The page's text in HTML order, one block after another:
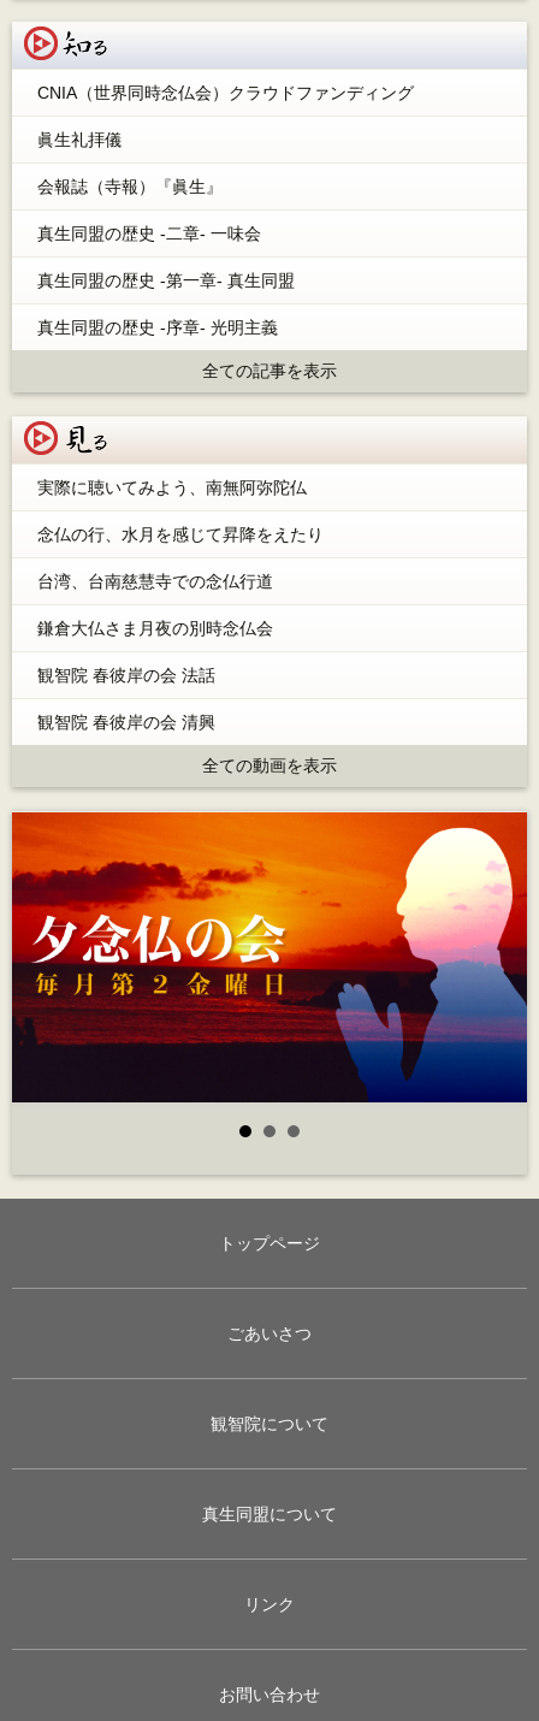
CNIA（世界同時念仏会）クラウドファンディング
眞生礼拝儀
会報誌（寺報）『眞生』
真生同盟の歴史 -二章- 一味会
真生同盟の歴史 -第一章- 真生同盟
真生同盟の歴史 -序章- 光明主義
全ての記事を表示
実際に聴いてみよう、南無阿弥陀仏
念仏の行、水月を感じて昇降をえたり
台湾、台南慈慧寺での念仏行道
鎌倉大仏さま月夜の別時念仏会
観智院 春彼岸の会 法話
観智院 春彼岸の会 清興
全ての動画を表示
トップページ
ごあいさつ
観智院について
真生同盟について
リンク
お問い合わせ